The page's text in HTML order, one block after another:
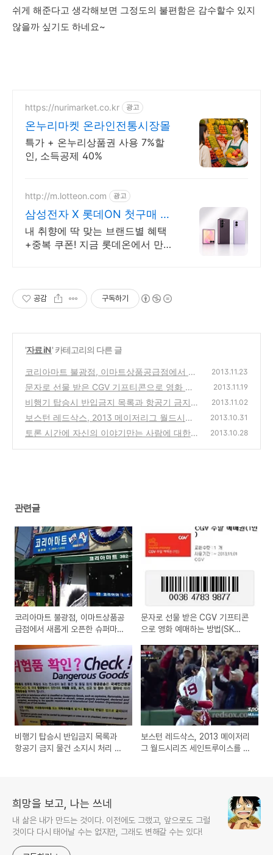
쉬게 해준다고 생각해보면 그정도의 불편함은 감수할수 있지
않을까 싶기도 하네요~
https://nurimarket.co.kr 광고
온누리마켓 온라인전통시장몰
특가 + 온누리상품권 사용 7%할
인, 소득공제 40%
http://m.lotteon.com 광고
삼성전자 X 롯데ON 첫구매 최
대 5천원 혜택!
내 취향에 딱 맞는 브랜드별 혜택
+중복 쿠폰! 지금 롯데온에서 만나
공감 구독하기
'자료 iN' 카테고리의 다른 글
코리아마트 불광점, 이마트상품공급점에서 새
롭게 오픈한 슈퍼마켓 개업식 날짜에 방문기
(0)
2013.11.23
문자로 선물 받은 CGV 기프티콘으로 영화 예
매하는 방법(SK Giftcon 주말 예매권)
(10)
2013.11.19
비행기 탑승시 반입금지 목록과 항공기 금지
물건 소지시 처리 해결 방법은?
(0)
2013.11.02
보스턴 레드삭스, 2013 메이저리그 월드시리
즈 세인트루이스를 이기고 우승
(0)
2013.10.31
토론 시간에 자신의 이야기만는 사람에 대한
2013.10.28
관련글
코리아마트 불광점, 이마트상품공
급점에서 새롭게 오픈한 슈퍼마켓
문자로 선물 받은 CGV 기프티콘
으로 영화 예매하는 방법(SK
비행기 탑승시 반입금지 목록과
항공기 금지 물건 소지시 처리 해
보스턴 레드삭스, 2013 메이저리
그 월드시리즈 세인트루이스를 이
희망을 보고, 나는 쓰네
내 삶은 내가 만드는 것이다. 이전에도 그랬고, 앞으로도 그럴
것이다 다시 태어날 수는 없지만, 그래도 변해갈 수는 있다!